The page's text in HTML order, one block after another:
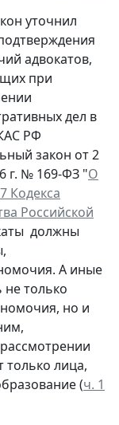
уточнил
адвокатов,
при
дел в
РФ
закон от 2
г. № 169-ФЗ "О
Кодекса
Российской
должны
А иные
не только
но и
только лица,
(ч. 1